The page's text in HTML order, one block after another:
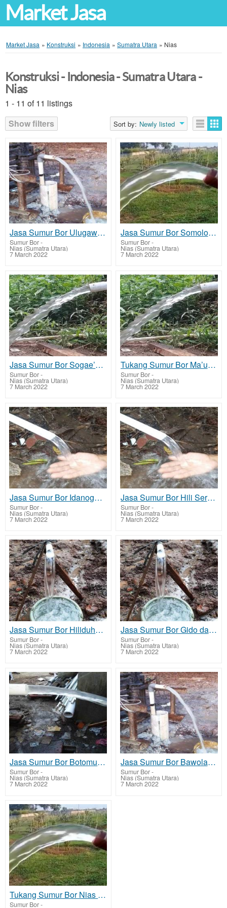
Market Jasa
Market Jasa » Konstruksi » Indonesia » Sumatra Utara » Nias
Konstruksi - Indonesia - Sumatra Utara -
Nias
1 - 11 of 11 listings
Show filters
Sort by: Newly listed
Listings
Jasa Sumur Bor Ulugawo dan Biaya Jasa Buat Sumur Bor
Sumur Bor-
Nias (Sumatra Utara)
7 March 2022
Jasa Sumur Bor Somolo-molo dan Biaya Jasa Buat Sumur Bor
Sumur Bor-
Nias (Sumatra Utara)
7 March 2022
Jasa Sumur Bor Sogae’adu dan Biaya Jasa Buat Sumur Bor
Sumur Bor-
Nias (Sumatra Utara)
7 March 2022
Tukang Sumur Bor Ma’u dan Biaya Jasa Buat Sumur Bor
Sumur Bor-
Nias (Sumatra Utara)
7 March 2022
Jasa Sumur Bor Idanogawo dan Biaya Jasa Buat Sumur Bor
Sumur Bor-
Nias (Sumatra Utara)
7 March 2022
Jasa Sumur Bor Hili Serangkai dan Biaya Jasa Buat Sumur Bor
Sumur Bor-
Nias (Sumatra Utara)
7 March 2022
Jasa Sumur Bor Hiliduho dan Biaya Jasa Buat Sumur Bor
Sumur Bor-
Nias (Sumatra Utara)
7 March 2022
Jasa Sumur Bor Gido dan Biaya Jasa Buat Sumur Bor
Sumur Bor-
Nias (Sumatra Utara)
7 March 2022
Jasa Sumur Bor Botomuzoi dan Biaya Jasa Buat Sumur Bor
Sumur Bor-
Nias (Sumatra Utara)
7 March 2022
Jasa Sumur Bor Bawolato dan Biaya Jasa Buat Sumur Bor
Sumur Bor-
Nias (Sumatra Utara)
7 March 2022
Tukang Sumur Bor Nias dan Biaya Jasa Buat Sumur Bor
Sumur Bor-